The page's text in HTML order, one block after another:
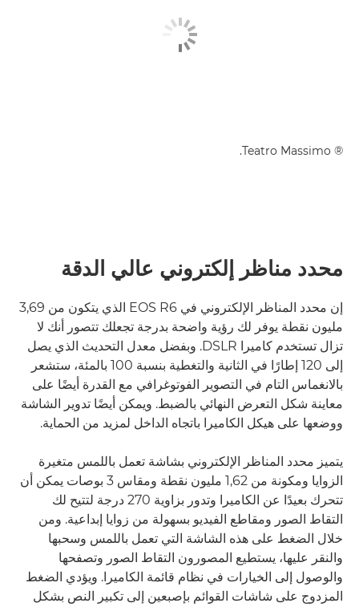
® Teatro Massimo.
محدد مناظر إلكتروني عالي الدقة
إن محدد المناظر الإلكتروني في EOS R6 الذي يتكون من 3,69
مليون نقطة يوفر لك رؤية واضحة بدرجة تجعلك تتصور أنك لا
تزال تستخدم كاميرا DSLR. وبفضل معدل التحديث الذي يصل
إلى 120 إطارًا في الثانية والتغطية بنسبة 100 بالمئة، ستشعر
بالانغماس التام في التصوير الفوتوغرافي مع القدرة أيضًا على
معاينة شكل التعرض النهائي بالضبط. ويمكن أيضًا تدوير الشاشة
ووضعها على هيكل الكاميرا باتجاه الداخل لمزيد من الحماية.
يتميز محدد المناظر الإلكتروني بشاشة تعمل باللمس متغيرة
الزوايا ومكونة من 1,62 مليون نقطة ومقاس 3 بوصات يمكن أن
تتحرك بعيدًا عن الكاميرا وتدور بزاوية 270 درجة لتتيح لك
التقاط الصور ومقاطع الفيديو بسهولة من زوايا إبداعية. ومن
خلال الضغط على هذه الشاشة التي تعمل باللمس وسحبها
والنقر عليها، يستطيع المصورون التقاط الصور وتصفحها
والوصول إلى الخيارات في نظام قائمة الكاميرا. ويؤدي الضغط
المزدوج على شاشات القوائم بإصبعين إلى تكبير النص بشكل